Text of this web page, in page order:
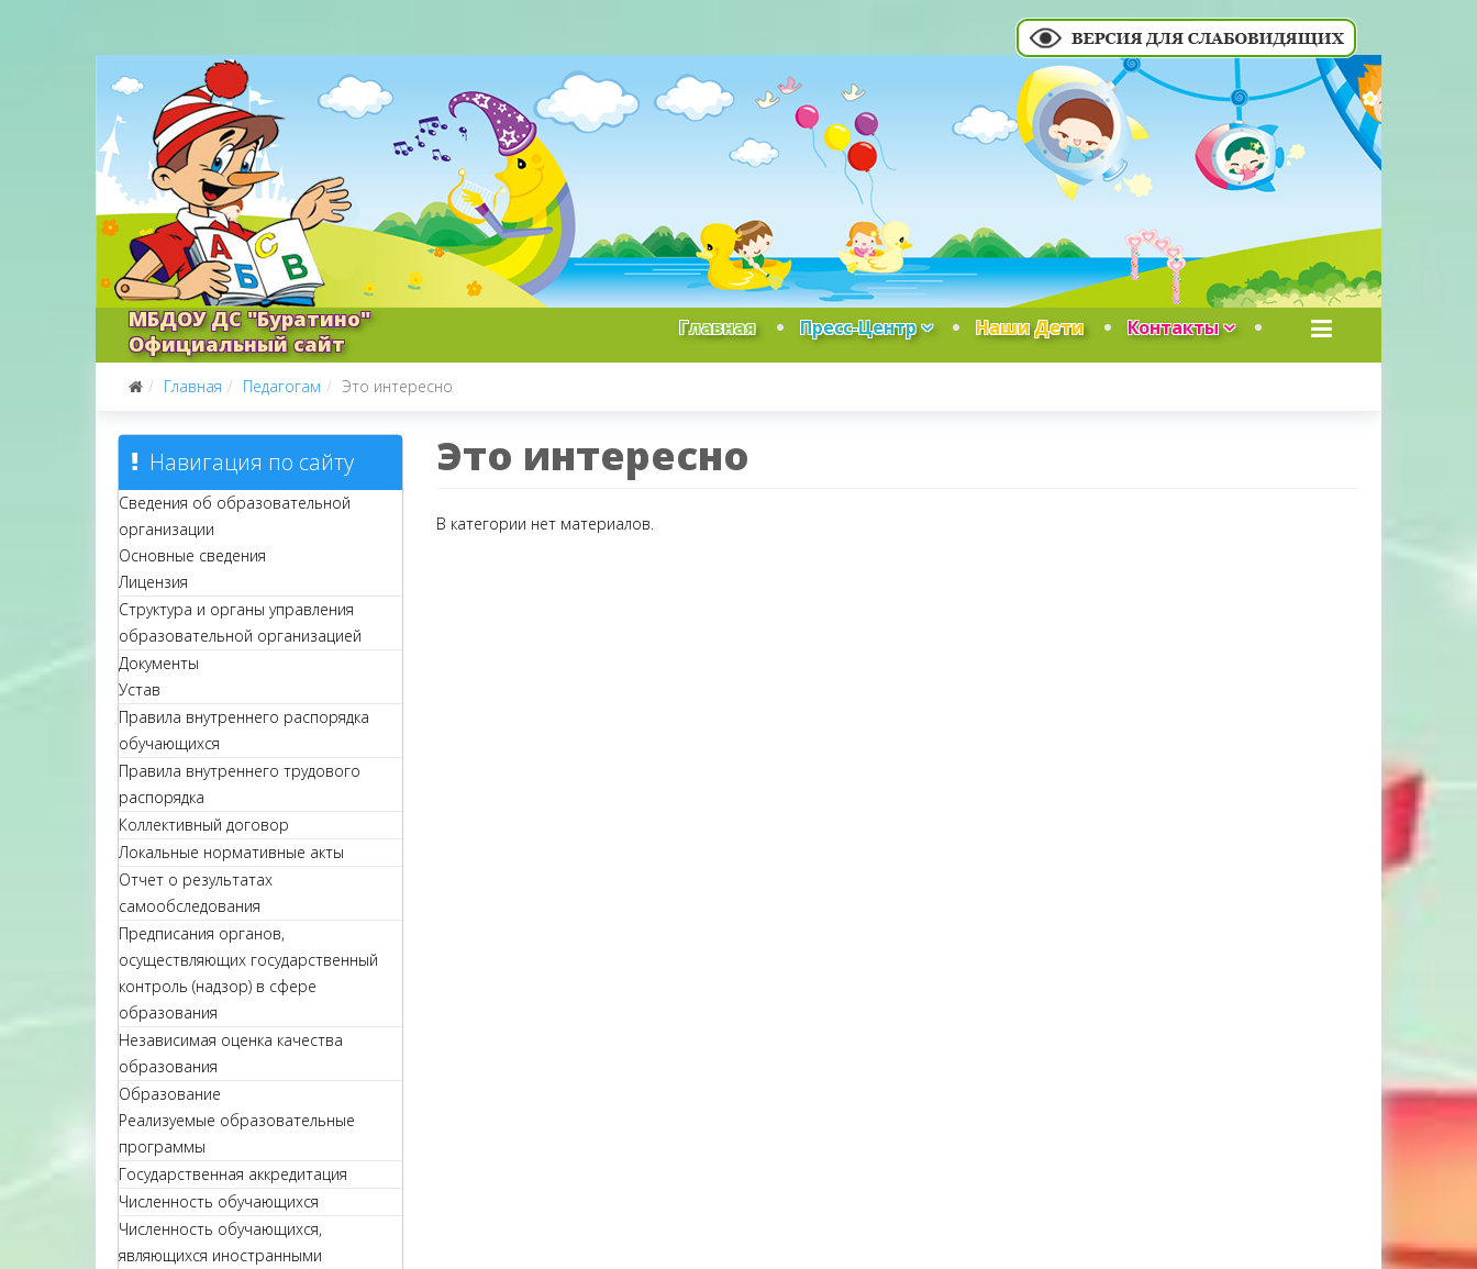
МБДОУ ДС "Буратино"
Официальный сайт
Главная Пресс-Центр Наши Дети Контакты
Главная Педагогам Это интересно
Навигация по сайту
Сведения об образовательной
организации
Основные сведения
Лицензия
Структура и органы управления
образовательной организацией
Документы
Устав
Правила внутреннего распорядка
обучающихся
Правила внутреннего трудового
распорядка
Коллективный договор
Локальные нормативные акты
Отчет о результатах
самообследования
Предписания органов,
осуществляющих государственный
контроль (надзор) в сфере
образования
Независимая оценка качества
образования
Образование
Реализуемые образовательные
программы
Государственная аккредитация
Численность обучающихся
Численность обучающихся,
являющихся иностранными
Это интересно
В категории нет материалов.